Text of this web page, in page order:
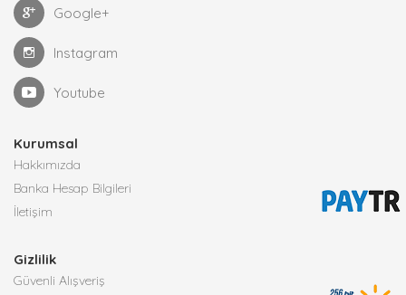
Google+
Instagram
Youtube
Kurumsal
Hakkımızda
Banka Hesap Bilgileri
İletişim
Gizlilik
Güvenli Alışveriş